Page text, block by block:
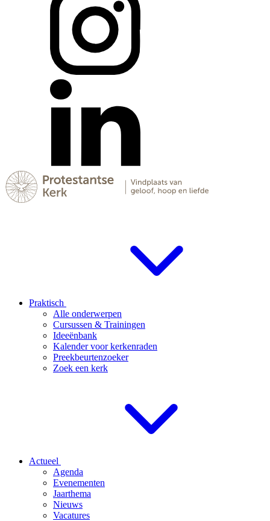
Praktisch
Alle onderwerpen
Cursussen & Trainingen
Ideeënbank
Kalender voor kerkenraden
Preekbeurtenzoeker
Zoek een kerk
Actueel
Agenda
Evenementen
Jaarthema
Nieuws
Vacatures